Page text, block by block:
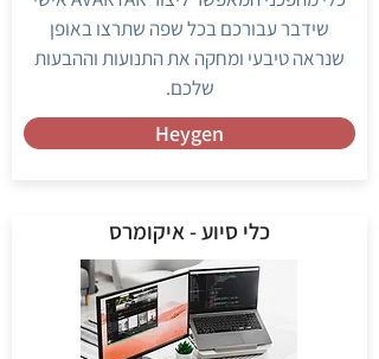
שידבר עבורכם בכל שפה שתרצו באופן
שנראה טיבעי ומחקה את התנועות וההבעות
שלכם.
Heygen
כלי סיוע - איקומרס